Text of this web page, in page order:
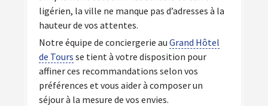
ligérien, la ville ne manque pas d’adresses à la
hauteur de vos attentes.
Notre équipe de conciergerie au Grand Hôtel
de Tours se tient à votre disposition pour
affiner ces recommandations selon vos
préférences et vous aider à composer un
séjour à la mesure de vos envies.